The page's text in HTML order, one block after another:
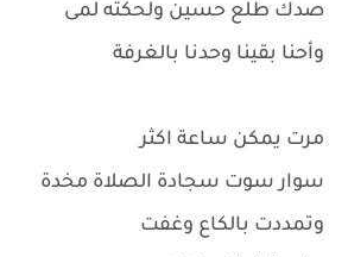
صدك طلع حسين ولحكته لمى
وأحنا بقينا وحدنا بالغرفة
مرت يمكن ساعة اكثر
سوار سوت سجادة الصلاة مخدة
وتمددت بالكاع وغفت